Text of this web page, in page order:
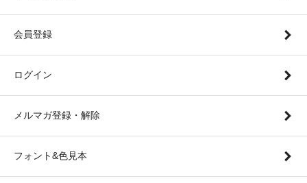
会員登録
ログイン
メルマガ登録・解除
フォント&色見本